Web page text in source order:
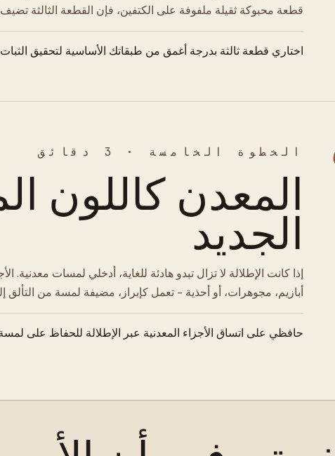
قطعة محبوكة ثقيلة ملفوفة على الكتفين، فإن القطعة الثالثة تضيف
اختاري قطعة ثالثة بدرجة أغمق من طبقاتك الأساسية لتحقيق
الخطوة الخامسة · 3 دقائق
المعدن كاللون
الجديد
إذا كانت الإطلالة لا تزال تبدو هادئة للغاية، أدخلي لمسات معدنية.
أبازيم، مجوهرات، أو أحذية - تعمل كإبراز، مضيفة لمسة من
حافظي على اتساق الأجزاء المعدنية عبر الإطلالة للحفاظ على